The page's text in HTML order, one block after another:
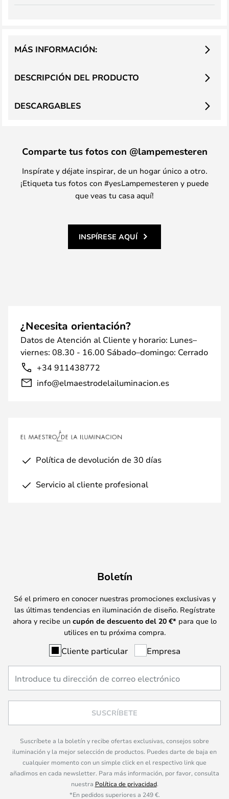
DESCRIPCIÓN DEL PRODUCTO
MÁS INFORMACIÓN:
DESCARGABLES
Comparte tus fotos con @lampemesteren
Inspírate y déjate inspirar, de un hogar único a otro.
¡Etiqueta tus fotos con #yesLampemesteren y puede
que veas tu casa aquí!
INSPÍRESE AQUÍ
¿Necesita orientación?
Datos de Atención al Cliente y horario: Lunes–
viernes: 08.30 - 16.00 Sábado–domingo: Cerrado
+34 911438772
info@elmaestrodelailuminacion.es
Política de devolución de 30 días
Servicio al cliente profesional
Boletín
Sé el primero en conocer nuestras promociones exclusivas y
las últimas tendencias en iluminación de diseño. Regístrate
ahora y recibe un cupón de descuento del 20 €* para que lo
utilices en tu próxima compra.
Cliente particular Empresa
SUSCRÍBETE
Suscríbete a la boletín y recibe ofertas exclusivas, consejos sobre
iluminación y la mejor selección de productos. Puedes darte de baja en
cualquier momento con un simple click en el respectivo link que
añadimos en cada newsletter. Para más información, por favor, consulta
nuestra Política de privacidad.
*En pedidos superiores a 249 €.